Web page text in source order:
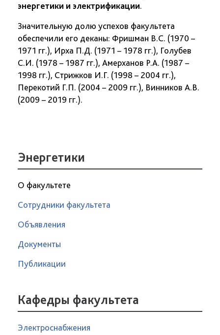
энергетики и электрификации.
Значительную долю успехов факультета
обеспечили его деканы: Фришман В.С. (1970 –
1971 гг.), Ирха П.Д. (1971 – 1978 гг.), Голубев
С.И. (1978 – 1987 гг.), Амерханов Р.А. (1987 –
1998 гг.), Стрижков И.Г. (1998 – 2004 гг.),
Перекотий Г.П. (2004 – 2009 гг.), Винников А.В.
(2009 – 2019 гг.).
Энергетики
О факультете
Сотрудники факультета
Объявления
Документы
Публикации
Кафедры факультета
Электроснабжения